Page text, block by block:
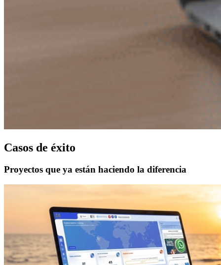
Casos de éxito
Proyectos que ya están haciendo la diferencia